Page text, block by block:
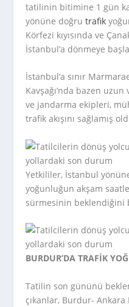
tatilinin bitimine 1 gün
yönüne doğrutrafik
Körfezi kıyısında ve
İstanbul’a dönmeye
İstanbul’a sınır
Kavşağı’nda bazen
ve jandarma ekipleri,
trafik akışını sağlamış
Yetkililer, İstanbul
yoğunluğun akşam
sürmesinin beklendiğini
BURDUR’DA TRAFİK
Tatilin son gününü
çıkanlar, Burdur- Ankara